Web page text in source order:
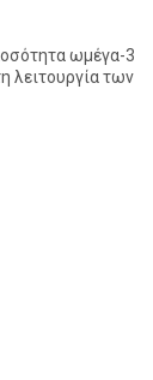
ωμέγα-3
λειτουργία των